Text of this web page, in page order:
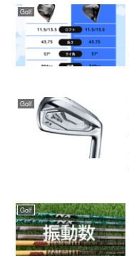
Golf
Golf
Golf